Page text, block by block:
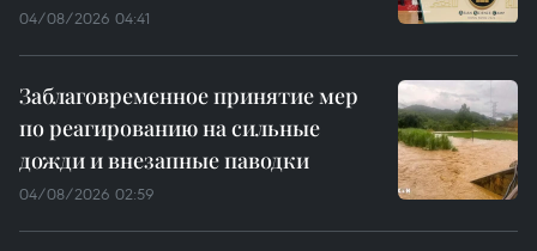
04/08/2026 04:41
Заблаговременное принятие мер
по реагированию на сильные
дожди и внезапные паводки
04/08/2026 02:59